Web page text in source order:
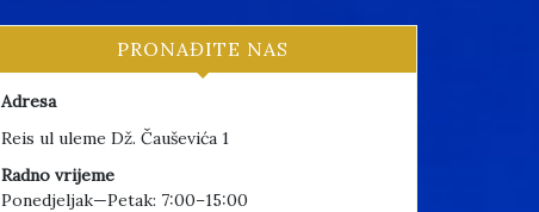
PRONAĐITE NAS
Adresa
Reis ul uleme Dž. Čauševića 1
Radno vrijeme
Ponedjeljak—Petak: 7:00–15:00